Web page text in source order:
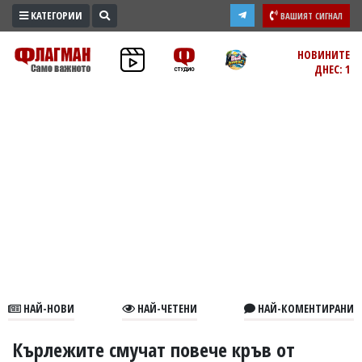
ПРОМО
ЗОНА
В
КАТЕГОРИИ ВАШИЯТ СИГНАЛ
НОВИНИТЕ
ДНЕС: 1
НАЙ-НОВИ НАЙ-ЧЕТЕНИ НАЙ-КОМЕНТИРАНИ
Кърлежите смучат повече кръв от